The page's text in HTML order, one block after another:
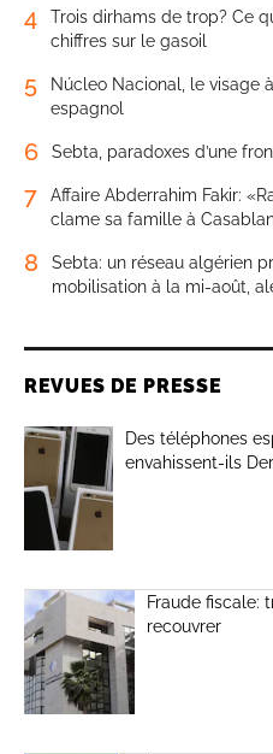
4
Trois dirhams de trop? Ce
chiffres sur le gasoil
5
Núcleo Nacional, le visage
espagnol
6 Sebta, paradoxes d’une
7
Affaire Abderrahim Fakir:
clame sa famille à
8
Sebta: un réseau algérien
mobilisation à la mi-août,
REVUES DE PRESSE
Des téléphones
envahissent-ils
Fraude fiscale:
recouvrer